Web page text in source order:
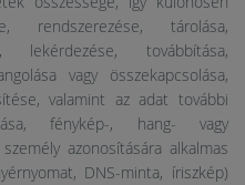
rendszerezése, tárolása,
lekérdezése, továbbítása,
vagy összekapcsolása,
valamint az adat további
fénykép-, hang- vagy
azonosítására alkalmas
DNS-minta, íriszkép)